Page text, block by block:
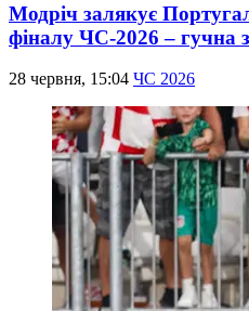
Модріч залякує
фіналу ЧС-2026 – гучна
28 червня, 15:04 ЧС 2026